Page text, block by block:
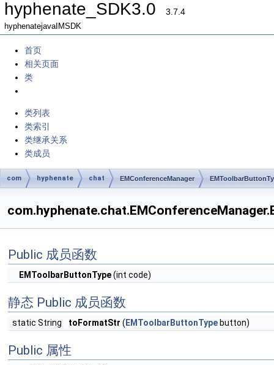
hyphenate_SDK3.0 3.7.4
hyphenatejavaIMSDK
首页
相关页面
类
类列表
类索引
类继承关系
类成员
com hyphenate chat EMConferenceManager
Public 成员函数
EMToolbarButtonType(int code)
静态 Public 成员函数
static String toFormatStr ( EMToolbarButtonType button)
Public 属性